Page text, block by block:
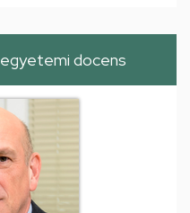
egyetemi docens